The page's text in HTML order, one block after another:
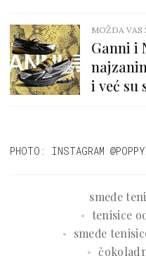
MOŽDA
Ganni i
i već su
PHOTO: INSTAGRAM
smeđe
tenisice
smeđe